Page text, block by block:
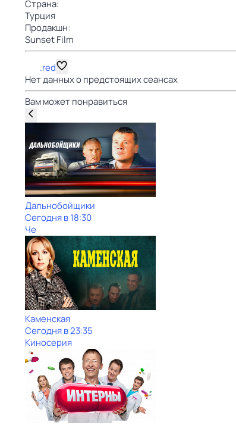
Страна:
Турция
Продакшн:
Sunset Film
.red
Нет данных о предстоящих сеансах
Вам может понравиться
Дальнобойщики
Сегодня в 18:30
Че
Каменская
Сегодня в 23:35
Киносерия